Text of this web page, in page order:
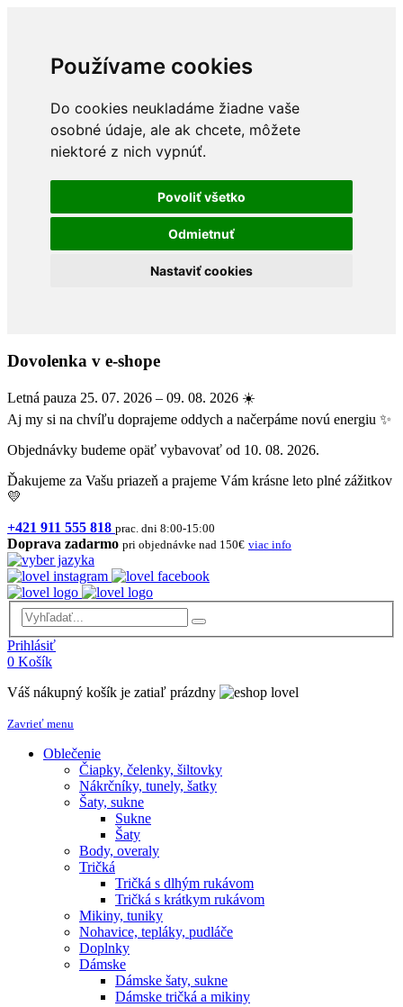
Používame cookies
Do cookies neukladáme žiadne vaše
osobné údaje, ale ak chcete, môžete
niektoré z nich vypnúť.
Povoliť všetko
Odmietnuť
Nastaviť cookies
Dovolenka v e-shope
Letná pauza 25. 07. 2026 – 09. 08. 2026 ☀️
Aj my si na chvíľu doprajeme oddych a načerpáme novú energiu ✨
Objednávky budeme opäť vybavovať od 10. 08. 2026.
Ďakujeme za Vašu priazeň a prajeme Vám krásne leto plné zážitkov
💛
+421 911 555 818 prac. dni 8:00-15:00
Doprava zadarmo pri objednávke nad 150€ viac info
Prihlásiť
0 Košík
Váš nákupný košík je zatiaľ prázdny
Zavrieť menu
Oblečenie
Čiapky, čelenky, šiltovky
Nákrčníky, tunely, šatky
Šaty, sukne
Sukne
Šaty
Body, overaly
Tričká
Tričká s dlhým rukávom
Tričká s krátkym rukávom
Mikiny, tuniky
Nohavice, tepláky, pudláče
Doplnky
Dámske
Dámske šaty, sukne
Dámske tričká a mikiny